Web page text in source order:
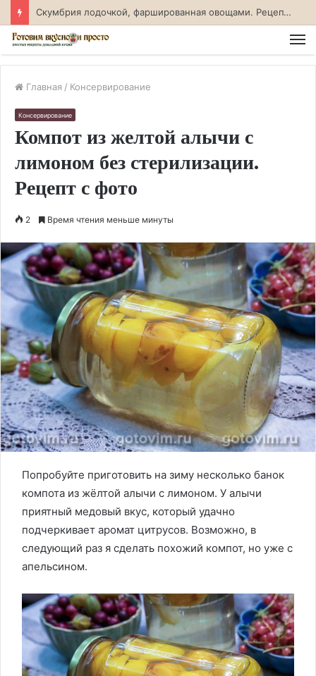
Скумбрия лодочкой, фаршированная овощами. Рецепт с фото
Главная / Консервирование
Консервирование
Компот из желтой алычи с
лимоном без стерилизации.
Рецепт с фото
2 Время чтения меньше минуты
Попробуйте приготовить на зиму несколько банок
компота из жёлтой алычи с лимоном. У алычи
приятный медовый вкус, который удачно
подчеркивает аромат цитрусов. Возможно, в
следующий раз я сделать похожий компот, но уже с
апельсином.